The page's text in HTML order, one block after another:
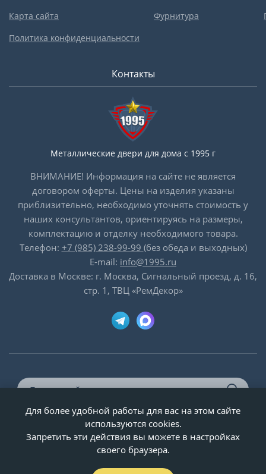
Карта сайта
Политика конфиденциальности
Фурнитура
Контакты
Металлические двери для дома с 1995 г
ВНИМАНИЕ! Информация на сайте не является
договором оферты. Цены на изделия указаны
приблизительно, необходимо уточнять стоимость у
наших консультантов, ориентируясь на размеры,
комплектацию и отделку необходимого товара.
Телефон: +7 (985) 238-99-99 (без обеда и выходных)
E-mail: info@1995.ru
Доставка в Москве: г. Москва, Сигнальный проезд, д. 16,
стр. 1, ТВЦ «РемДекор»
© ООО «Двери-и-точка», ИНН 5020092947, 1995-2026 г.
Для более удобной работы для вас на этом сайте
используются cookies.
Запретить эти действия вы можете в настройках
своего браузера.